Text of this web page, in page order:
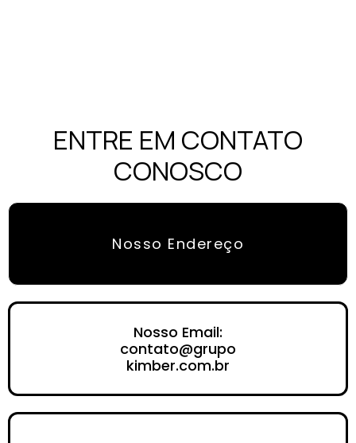
ENTRE EM CONTATO
CONOSCO
Nosso Endereço
Nosso Email:
contato@grupo
kimber.com.br